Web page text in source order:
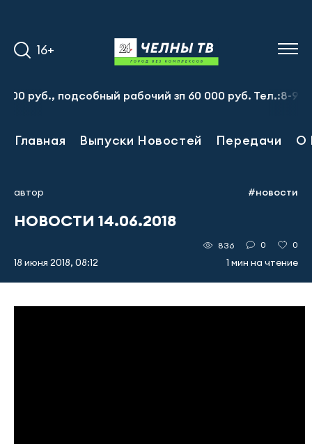
16+
подсобный рабочий зп 60 000 руб. Тел.:8-917-913-
Главная Выпуски Новостей Передачи О
автор #новости
НОВОСТИ 14.06.2018
18 июня 2018, 08:12
836 0 0
1 мин на чтение